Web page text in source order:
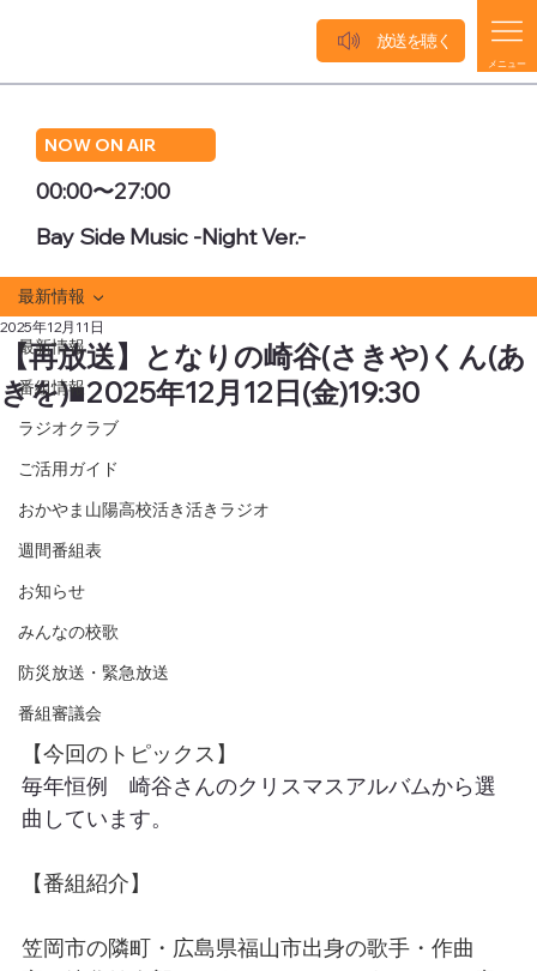
NOW ON AIR
00:00〜27:00
Bay Side Music -Night Ver.-
メニュー
放送を聴く
最新情報
番組情報
ラジオクラブ
ご活用ガイド
おかやま山陽高校活き活きラジオ
週間番組表
お知らせ
みんなの校歌
防災放送・緊急放送
番組審議会
最新情報
【再放送】となりの崎谷(さきや)くん(あ
きを)■2025年12月12日(金)19:30
2025年12月11日
【今回のトピックス】
毎年恒例　崎谷さんのクリスマスアルバムから選
曲しています。
【番組紹介】
笠岡市の隣町・広島県福山市出身の歌手・作曲